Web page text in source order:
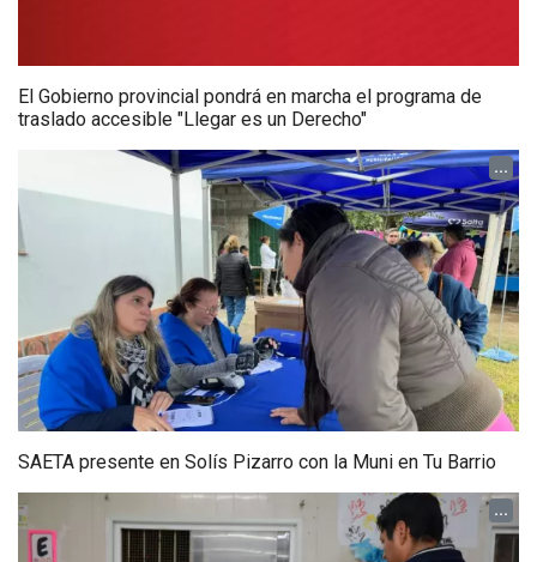
El Gobierno provincial pondrá en marcha el programa de
traslado accesible "Llegar es un Derecho"
...
SAETA presente en Solís Pizarro con la Muni en Tu Barrio
...